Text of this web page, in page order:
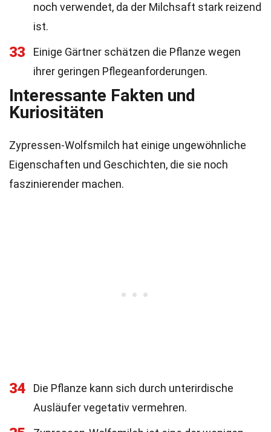
noch verwendet, da der Milchsaft stark reizend
ist.
33
Einige Gärtner schätzen die Pflanze wegen
ihrer geringen Pflegeanforderungen.
Interessante Fakten und
Kuriositäten
Zypressen-Wolfsmilch hat einige ungewöhnliche
Eigenschaften und Geschichten, die sie noch
faszinierender machen.
34
Die Pflanze kann sich durch unterirdische
Ausläufer vegetativ vermehren.